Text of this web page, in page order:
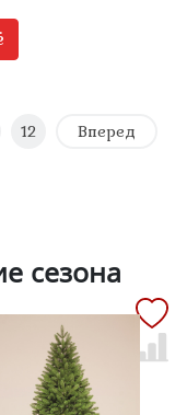
12 Вперед
сезона